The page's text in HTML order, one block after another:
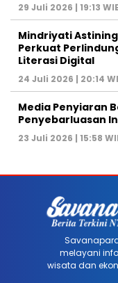
29 Juli 2026 | 19:13
Mindriyati
Perkuat
Literasi Digital
24 Juli 2026 | 20:14
Media Penyiaran
Penyebarluasan
23 Juli 2026 | 15:58
melayani
wisata dan